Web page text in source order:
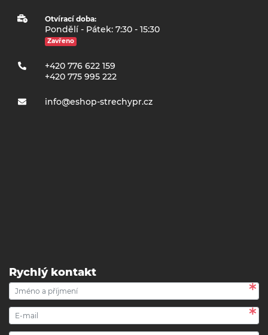
Otvírací doba:
Pondělí - Pátek: 7:30 - 15:30
Zavřeno
+420 776 622 159
+420 775 995 222
info@eshop-strechypr.cz
Rychlý kontakt